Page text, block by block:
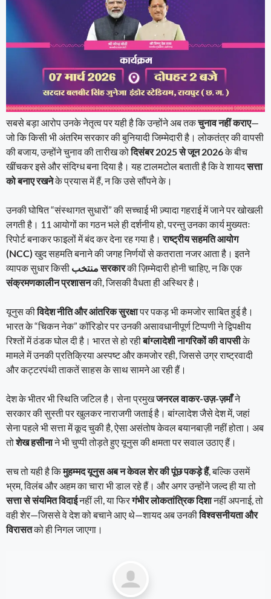
सबसे बड़ा आरोप उनके नेतृत्व पर यही है कि उन्होंने अब तकचुनाव नहीं कराए—
जो कि किसी भी अंतरिम सरकार की बुनियादी जिम्मेदारी है। लोकतंत्र की वापसी
की बजाय, उन्होंने चुनाव की तारीख कोदिसंबर 2025 से जून 2026के बीच
खींचकर इसे और संदिग्ध बना दिया है। यह टालमटोल बताती है कि वे शायदसत्ता
को बनाए रखनेके प्रयास में हैं, न कि उसे सौंपने के।
उनकी घोषित “संस्थागत सुधारों” की सच्चाई भी ज़्यादा गहराई में जाने पर खोखली
लगती है। 11 आयोगों का गठन भले ही दर्शनीय हो, परन्तु उनका कार्य मुख्यतः
रिपोर्ट बनाकर फाइलों में बंद कर देना रह गया है।राष्ट्रीय सहमति आयोग
(NCC)खुद सहमति बनाने की जगह निर्णयों से कतराता नजर आता है। इतने
व्यापक सुधार किसी
منتخب सरकारकी ज़िम्मेदारी होनी चाहिए, न कि एक
संक्रमणकालीन प्रशासनकी, जिसकी वैधता ही अस्थिर है।
यूनुस कीविदेश नीति और आंतरिक सुरक्षापर पकड़ भी कमजोर साबित हुई है।
भारत के “चिकन नेक” कॉरिडोर पर उनकी असावधानीपूर्ण टिप्पणी ने द्विपक्षीय
रिश्तों में ठंडक घोल दी है। भारत से हो रहीबांग्लादेशी नागरिकों की वापसीके
मामले में उनकी प्रतिक्रिया अस्पष्ट और कमजोर रही, जिससे उग्र राष्ट्रवादी
और कट्टरपंथी ताकतें साहस के साथ सामने आ रही हैं।
देश के भीतर भी स्थिति जटिल है। सेना प्रमुखजनरल वाकर-उज़-ज़माँने
सरकार की सुस्ती पर खुलकर नाराजगी जताई है। बांग्लादेश जैसे देश में, जहां
सेना पहले भी सत्ता में कूद चुकी है, ऐसा असंतोष केवल बयानबाज़ी नहीं होता। अब
तोशेख हसीनाने भी चुप्पी तोड़ते हुए यूनुस की क्षमता पर सवाल उठाए हैं।
सच तो यही है किमुहम्मद यूनुस अब न केवल शेर की पूंछ पकड़े हैं, बल्कि उसमें
भ्रम, विलंब और अहम का चारा भी डाल रहे हैं। और अगर उन्होंने जल्द ही या तो
सत्ता से संयमित विदाईनहीं ली, या फिरगंभीर लोकतांत्रिक दिशानहीं अपनाई, तो
वही शेर—जिससे वे देश को बचाने आए थे—शायद अब उनकीविश्वसनीयता और
विरासतको ही निगल जाएगा।